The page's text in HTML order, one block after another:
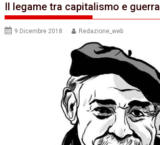
Il legame tra capitalismo e guerra
9 Dicembre 2018 Redazione_web